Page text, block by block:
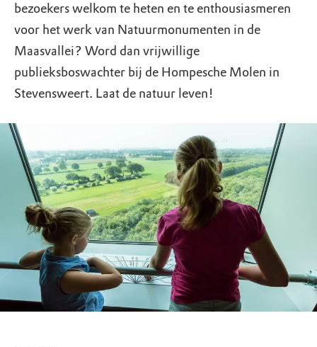
bezoekers welkom te heten en te enthousiasmeren
voor het werk van Natuurmonumenten in de
Maasvallei? Word dan vrijwillige
publieksboswachter bij de Hompesche Molen in
Stevensweert. Laat de natuur leven!